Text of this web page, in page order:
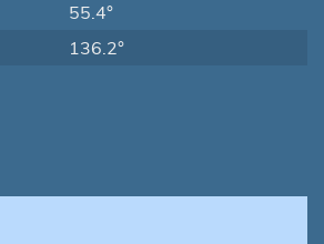
55.4°
136.2°